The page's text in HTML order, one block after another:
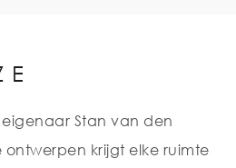
Stan van den
ontwerpen krijgt elke ruimte